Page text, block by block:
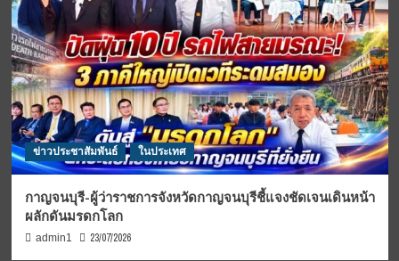
ข่าวประชาสัมพันธ์ ในประเทศ
กาญจนบุรี-ผู้ว่าราชการจังหวัดกาญจนบุรีชี้แจงชัดเจนเดินหน้า
ผลักดันมรดกโลก
admin1 23/07/2026